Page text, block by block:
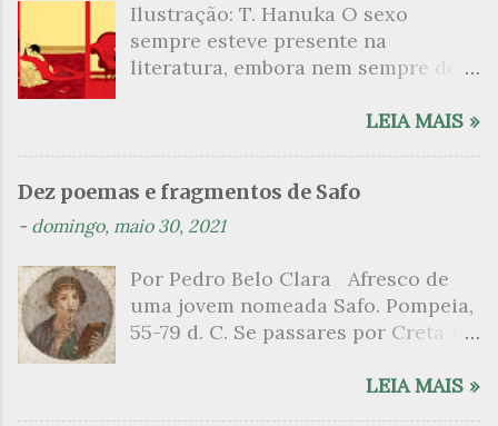
i
o
Ilustração: T. Hanuka O sexo
sempre esteve presente na
literatura, embora nem sempre de
que mergulharam em sua própria
psicanalítico e findaram por revelar
a partir dessa intimidade o lado
apresenta um conjunto de livros
nos quais os escritores se
desnudam, livros que dispensam o
tom. Christine Angot, até o presente
uma romancista francesa quase
LEIA MAIS »
Dez poemas e fragmentos de Safo
- domingo, maio 30, 2021
Por Pedro Belo Clara Afresco de
uma jovem nomeada Safo. Pompeia,
55-79 d. C. Se passares por Creta 1
grato é o pomar de macieiras e do
LEIA MAIS »